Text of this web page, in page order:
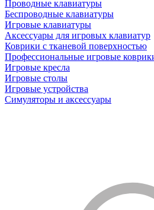
Проводные клавиатуры
Беспроводные клавиатуры
Игровые клавиатуры
Аксессуары для игровых клавиатур
Коврики с тканевой поверхностью
Профессиональные игровые
Игровые кресла
Игровые столы
Игровые устройства
Симуляторы и аксессуары